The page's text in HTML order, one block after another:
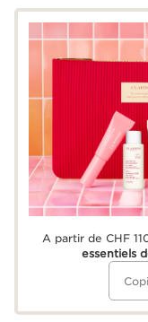
A partir de CHF
essentiels